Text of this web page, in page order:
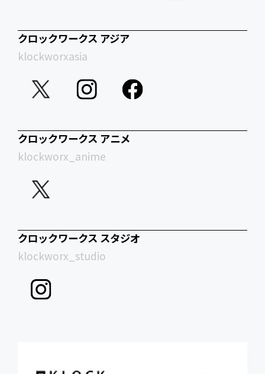
クロックワークス アジア
klockworxasia
クロックワークス アニメ
klockworx_anime
クロックワークス スタジオ
klockworx_studio